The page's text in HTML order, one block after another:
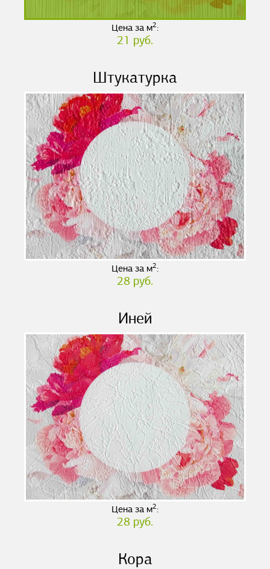
Цена за м2:
21 руб.
Штукатурка
Цена за м2:
28 руб.
Иней
Цена за м2:
28 руб.
Кора